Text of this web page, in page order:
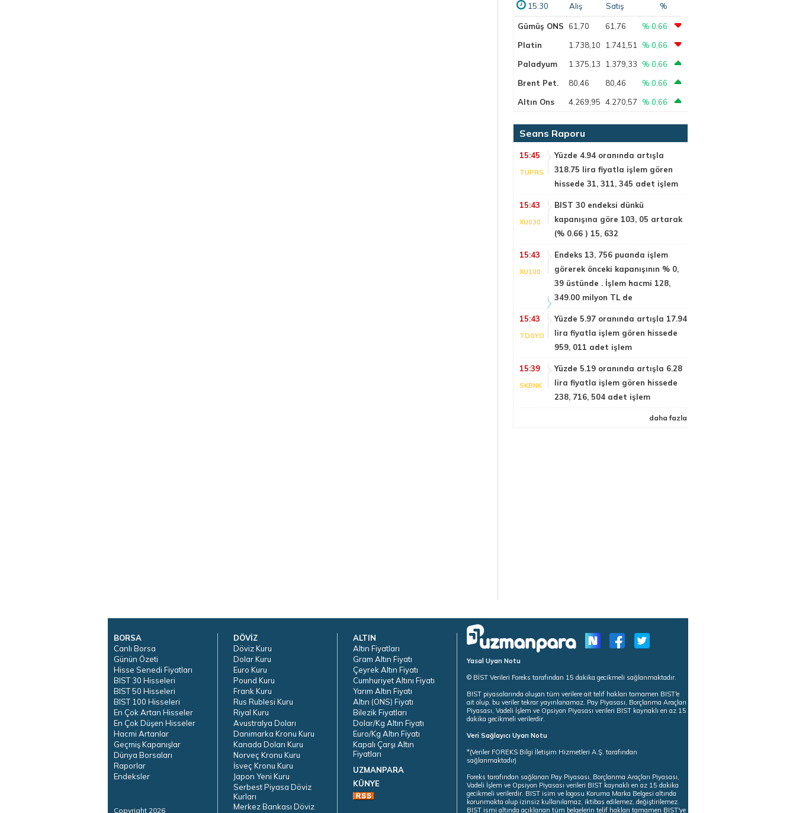
15:30 Alış Satış %
Gümüş ONS 61,70 61,76
% 0,66
Platin
1.738,10 1.741,51
% 0,66
Paladyum
1.375,13 1.379,33
% 0,66
Brent Pet.
80,46 80,46
% 0,66
Altın Ons
4.269,95 4.270,57 % 0,66
Seans Raporu
15:45
TUPRS
Yüzde 4.94 oranında artışla
318.75 lira fiyatla işlem gören
hissede 31, 311, 345 adet işlem
15:43
XU030
BIST 30 endeksi dünkü
kapanışına göre 103, 05 artarak
(% 0.66 ) 15, 632
15:43
XU100
Endeks 13, 756 puanda işlem
görerek önceki kapanışının % 0,
39 üstünde . İşlem hacmi 128,
349.00 milyon TL de
15:43
TDGYO
Yüzde 5.97 oranında artışla 17.94
lira fiyatla işlem gören hissede
959, 011 adet işlem
15:39
SKBNK
Yüzde 5.19 oranında artışla 6.28
lira fiyatla işlem gören hissede
238, 716, 504 adet işlem
daha fazla
BORSA
Canlı Borsa
Günün Özeti
Hisse Senedi Fiyatları
BIST 30 Hisseleri
BIST 50 Hisseleri
BIST 100 Hisseleri
En Çok Artan Hisseler
En Çok Düşen Hisseler
Hacmi Artanlar
Geçmiş Kapanışlar
Dünya Borsaları
Raporlar
Endeksler
Copyright 2026
DÖVİZ
Döviz Kuru
Dolar Kuru
Euro Kuru
Pound Kuru
Frank Kuru
Rus Rublesi Kuru
Riyal Kuru
Avustralya Doları
Danimarka Kronu Kuru
Kanada Doları Kuru
Norveç Kronu Kuru
İsveç Kronu Kuru
Japon Yeni Kuru
Serbest Piyasa Döviz
Kurları
Merkez Bankası Döviz
ALTIN
Altın Fiyatları
Gram Altın Fiyatı
Çeyrek Altın Fiyatı
Cumhuriyet Altını Fiyatı
Yarım Altın Fiyatı
Altın (ONS) Fiyatı
Bilezik Fiyatları
Dolar/Kg Altın Fiyatı
Euro/Kg Altın Fiyatı
Kapalı Çarşı Altın
Fiyatları
UZMANPARA
KÜNYE
Yasal Uyarı Notu
© BİST Verileri Foreks tarafından 15 dakika gecikmeli sağlanmaktadır.
BIST piyasalarında oluşan tüm verilere ait telif hakları tamamen BIST'e
ait olup, bu veriler tekrar yayınlanamaz. Pay Piyasası, Borçlanma Araçları
Piyasası, Vadeli İşlem ve Opsiyon Piyasası verileri BIST kaynaklı en az 15
dakika gecikmeli verilerdir.
Veri Sağlayıcı Uyarı Notu
*(Veriler FOREKS Bilgi İletişim Hizmetleri A.Ş. tarafından
sağlanmaktadır)
Foreks tarafından sağlanan Pay Piyasası, Borçlanma Araçları Piyasası,
Vadeli İşlem ve Opsiyon Piyasası verileri BIST kaynaklı en az 15 dakika
gecikmeli verilerdir. BIST isim ve logosu Koruma Marka Belgesi altında
korunmakta olup izinsiz kullanılamaz, iktibas edilemez, değiştirilemez.
BIST ismi altında açıklanan tüm belgelerin telif hakları tamamen BIST'ye